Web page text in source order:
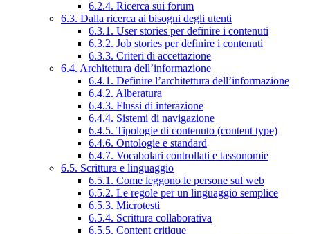
6.2.4. Ricerca sui forum
6.3. Dalla ricerca ai bisogni degli utenti
6.3.1. User stories per definire i contenuti
6.3.2. Job stories per definire i contenuti
6.3.3. Criteri di accettazione
6.4. Architettura dell’informazione
6.4.1. Definire l’architettura dell’informazione
6.4.2. Alberatura
6.4.3. Flussi di interazione
6.4.4. Sistemi di navigazione
6.4.5. Tipologie di contenuto (content type)
6.4.6. Ontologie e standard
6.4.7. Vocabolari controllati e tassonomie
6.5. Scrittura e linguaggio
6.5.1. Come leggono le persone sul web
6.5.2. Le regole per un linguaggio semplice
6.5.3. Microtesti
6.5.4. Scrittura collaborativa
6.5.5. Content critique